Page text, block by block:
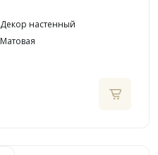
Декор настенный
Матовая